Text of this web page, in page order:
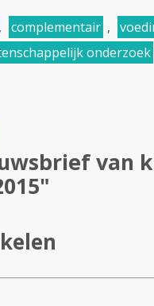
, complementair ,
onderzoek
van